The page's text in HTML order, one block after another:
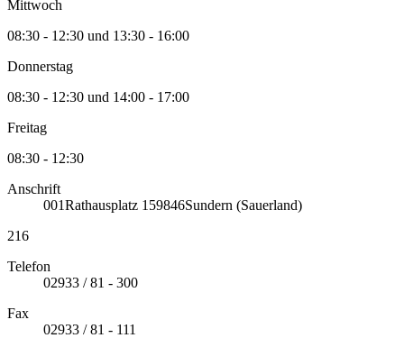
Mittwoch
08:30 - 12:30 und 13:30 - 16:00
Donnerstag
08:30 - 12:30 und 14:00 - 17:00
Freitag
08:30 - 12:30
Anschrift
001Rathausplatz 1 59846Sundern (Sauerland)
216
Telefon
02933 / 81 - 300
Fax
02933 / 81 - 111